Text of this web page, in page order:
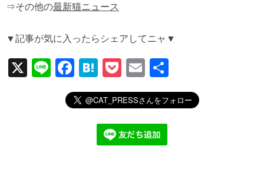
⇒その他の最新猫ニュース
▼記事が気に入ったらシェアしてニャ▼
X
Li
F
a
c
H
at
e
n
a
P
o
ck
et
E
m
ail
有